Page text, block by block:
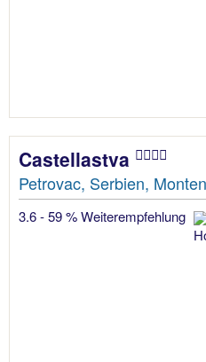
Castellastva
Petrovac, Serbien,
3.6 - 59 % Weiterempfehlung